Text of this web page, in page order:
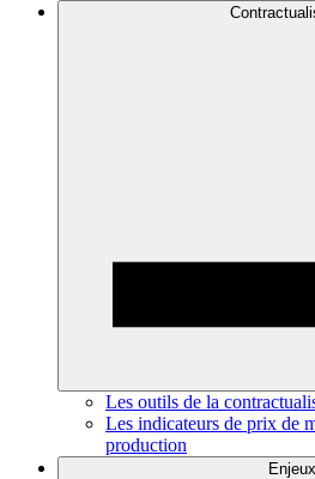
Les outils de la
Les indicateurs de prix de
production
Enjeux